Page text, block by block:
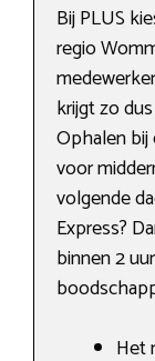
Bij PLUS
regio
krijgt zo
Ophalen
voor
volgende
Express?
binnen 2
Het